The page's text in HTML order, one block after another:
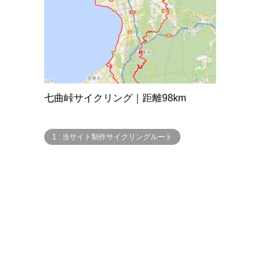
七曲峠サイクリング｜距離98km
1 : 当サイト制作サイクリングルート